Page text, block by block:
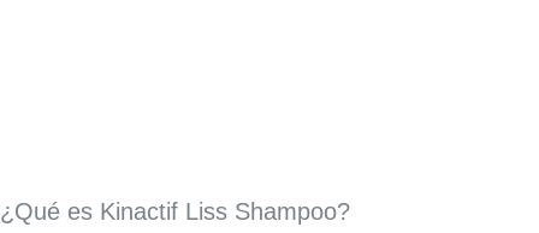
¿Qué es Kinactif Liss Shampoo?